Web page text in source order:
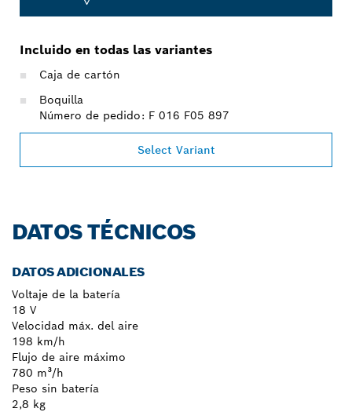
Incluido en todas las variantes
Caja de cartón
Boquilla
Número de pedido: F 016 F05 897
Select Variant
DATOS TÉCNICOS
DATOS ADICIONALES
Voltaje de la batería
18 V
Velocidad máx. del aire
198 km/h
Flujo de aire máximo
780 m³/h
Peso sin batería
2,8 kg